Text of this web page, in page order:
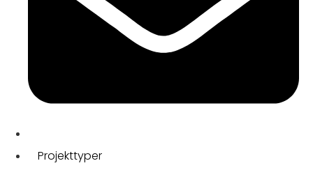
Projekttyper